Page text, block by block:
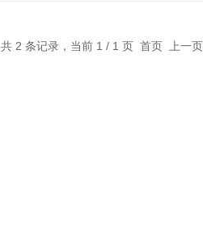
共 2 条记录，当前 1 / 1 页 首页 上一